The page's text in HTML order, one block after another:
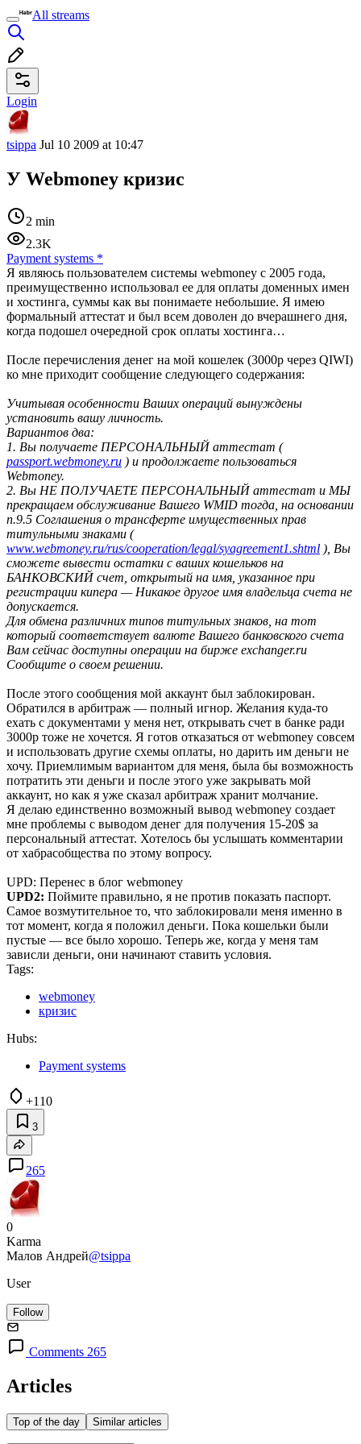
All streams
Login
tsippa Jul 10 2009 at 10:47
У Webmoney кризис
2 min
2.3K
Payment systems *
Я являюсь пользователем системы webmoney c 2005 года,
преимущественно использовал ее для оплаты доменных имен
и хостинга, суммы как вы понимаете небольшие. Я имею
формальный аттестат и был всем доволен до вчерашнего дня,
когда подошел очередной срок оплаты хостинга…
После перечисления денег на мой кошелек (3000р через QIWI)
ко мне приходит сообщение следующего содержания:
Учитывая особенности Ваших операций вынуждены
установить вашу личность.
Вариантов два:
1. Вы получаете ПЕРСОНАЛЬНЫЙ аттестат (
passport.webmoney.ru ) и продолжаете пользоваться
Webmoney.
2. Вы НЕ ПОЛУЧАЕТЕ ПЕРСОНАЛЬНЫЙ аттестат и МЫ
прекращаем обслуживание Вашего WMID тогда, на основании
п.9.5 Соглашения о трансферте имущественных прав
титульными знаками (
www.webmoney.ru/rus/cooperation/legal/syagreement1.shtml ), Вы
сможете вывести остатки с ваших кошельков на
БАНКОВСКИЙ счет, открытый на имя, указанное при
регистрации кипера — Никакое другое имя владельца счета не
допускается.
Для обмена различних типов титульных знаков, на тот
который соответствует валюте Вашего банковского счета
Вам сейчас доступны операции на бирже exchanger.ru
Сообщите о своем решении.
После этого сообщения мой аккаунт был заблокирован.
Обратился в арбитраж — полный игнор. Желания куда-то
ехать с документами у меня нет, открывать счет в банке ради
3000р тоже не хочется. Я готов отказаться от webmoney совсем
и использовать другие схемы оплаты, но дарить им деньги не
хочу. Приемлимым вариантом для меня, была бы возможность
потратить эти деньги и после этого уже закрывать мой
аккаунт, но как я уже сказал арбитраж хранит молчание.
Я делаю единственно возможный вывод webmoney создает
мне проблемы с выводом денег для получения 15-20$ за
персональный аттестат. Хотелось бы услышать комментарии
от хабрасобщества по этому вопросу.
UPD: Перенес в блог webmoney
UPD2: Поймите правильно, я не против показать паспорт.
Самое возмутительное то, что заблокировали меня именно в
тот момент, когда я положил деньги. Пока кошельки были
пустые — все было хорошо. Теперь же, когда у меня там
зависли деньги, они начинают ставить условия.
Tags:
webmoney
кризис
Hubs:
Payment systems
+110
3
265
0
Karma
Малов Андрей@tsippa
User
Follow
Comments 265
Articles
Top of the day Similar articles